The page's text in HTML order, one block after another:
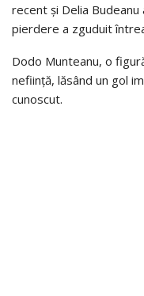
recent și Delia
pierdere a zguduit
Dodo Munteanu, o
neființă, lăsând un gol
cunoscut.